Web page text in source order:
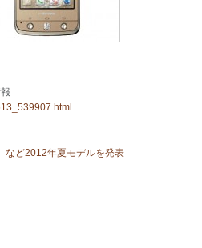
など2012年夏モデルを発表